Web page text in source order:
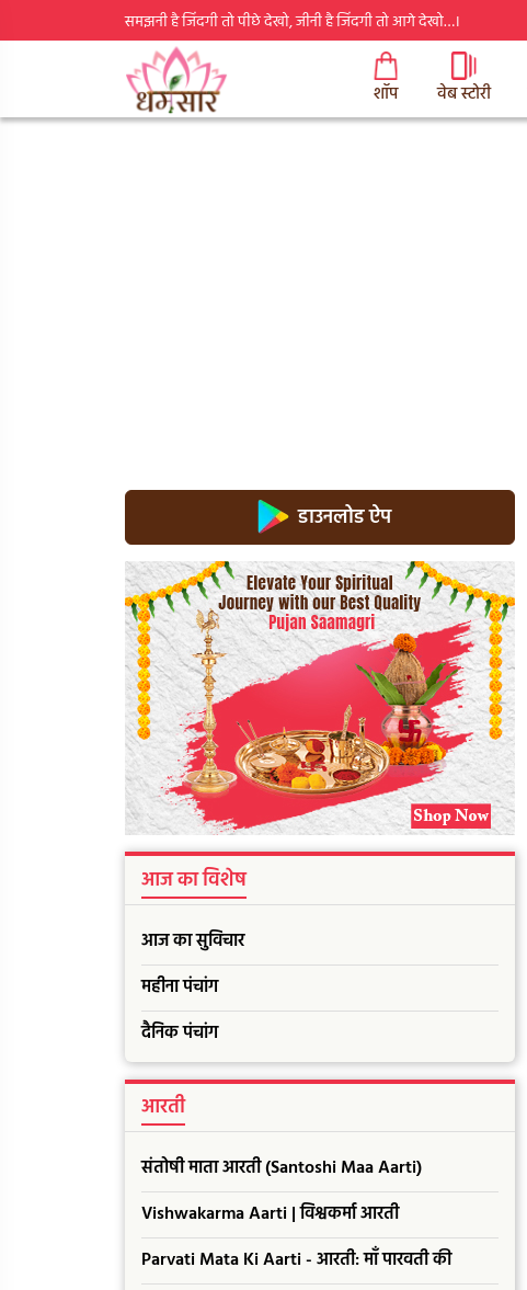
समझनी है जिंदगी तो पीछे देखो, जीनी है जिंदगी तो आगे देखो…।
शॉप वेब स्टोरी
डाउनलोड ऐप
आज का विशेष
आज का सुविचार
महीना पंचांग
दैनिक पंचांग
आरती
संतोषी माता आरती (Santoshi Maa Aarti)
Vishwakarma Aarti | विश्वकर्मा आरती
Parvati Mata Ki Aarti - आरती: माँ पारवती की